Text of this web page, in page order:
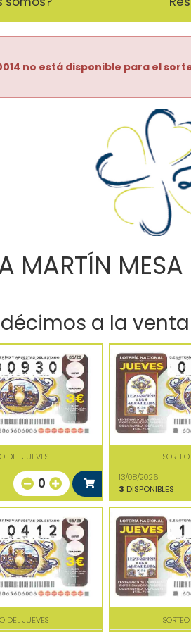
no está disponible para el
anterior
MARTÍN MESA
a la venta
DEL JUEVES
0
13/08/2026
3 DISPONIBLES
DEL JUEVES